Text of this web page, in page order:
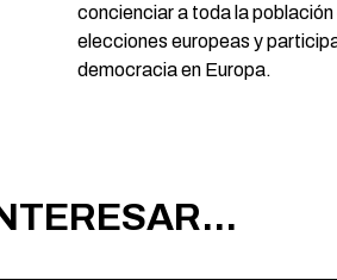
concienciar a toda la
elecciones europeas y
democracia en Europa.